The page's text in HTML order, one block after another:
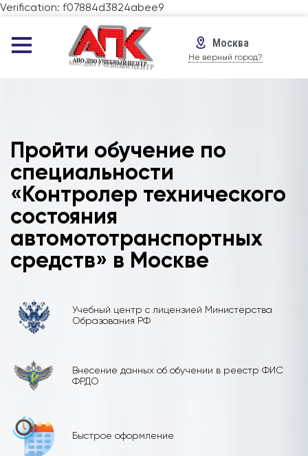
Verification: f07884d3824abee9
Москва
Не верный город?
Пройти обучение по
специальности
«Контролер технического
состояния
автомототранспортных
средств» в Москве
Учебный центр с лицензией Министерства
Образования РФ
Внесение данных об обучении в реестр ФИС
ФРДО
Быстрое оформление